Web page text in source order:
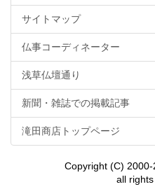
サイトマップ
仏事コーディネーター
浅草仏壇通り
新聞・雑誌での掲載記事
滝田商店トップページ
Copyright (C)
all rights